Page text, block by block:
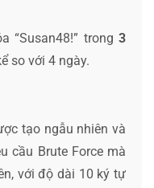
“Susan48!” trong 3
so với 4 ngày.
tạo ngẫu nhiên và
cầu Brute Force mà
với độ dài 10 ký tự